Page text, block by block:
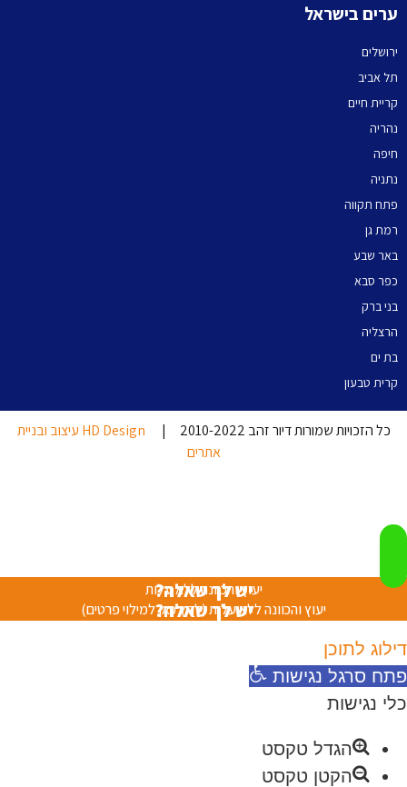
ערים בישראל
ירושלים
תל אביב
קריית חיים
נהריה
חיפה
נתניה
פתח תקווה
רמת גן
באר שבע
כפר סבא
בני ברק
הרצליה
בת ים
קרית טבעון
כל הזכויות שמורות דיור זהב 2010-2022 |
HD Design עיצוב ובניית
אתרים
יש לך שאלה?
יעוץ והכוונה ללא עלות
יש לך שאלה?
יעוץ והכוונה ללא עלות (לחץ כאן למילוי פרטים)
דילוג לתוכן
פתח סרגל נגישות
כלי נגישות
הגדל טקסט
הקטן טקסט